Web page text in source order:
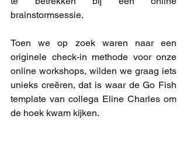
brainstormsessie.
Toen we op zoek waren naar een
originele check-in methode voor onze
online workshops, wilden we graag iets
unieks creëren, dat is waar de Go Fish
template van collega Eline Charles om
de hoek kwam kijken.